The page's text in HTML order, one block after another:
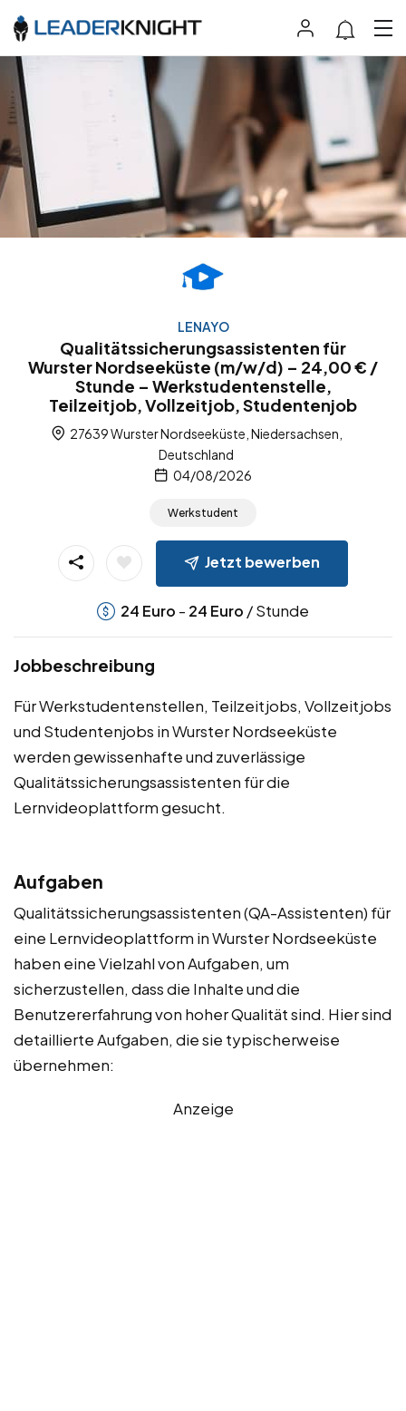
LENAYO
Qualitätssicherungsassistenten für
Wurster Nordseeküste (m/w/d) – 24,00 € /
Stunde – Werkstudentenstelle,
Teilzeitjob, Vollzeitjob, Studentenjob
27639 Wurster Nordseeküste, Niedersachsen,
Deutschland
04/08/2026
Werkstudent
Jetzt bewerben
24 Euro - 24 Euro / Stunde
Jobbeschreibung
Für Werkstudentenstellen, Teilzeitjobs, Vollzeitjobs
und Studentenjobs in Wurster Nordseeküste
werden gewissenhafte und zuverlässige
Qualitätssicherungsassistenten für die
Lernvideoplattform gesucht.
Aufgaben
Qualitätssicherungsassistenten (QA-Assistenten) für
eine Lernvideoplattform in Wurster Nordseeküste
haben eine Vielzahl von Aufgaben, um
sicherzustellen, dass die Inhalte und die
Benutzererfahrung von hoher Qualität sind. Hier sind
detaillierte Aufgaben, die sie typischerweise
übernehmen:
Anzeige